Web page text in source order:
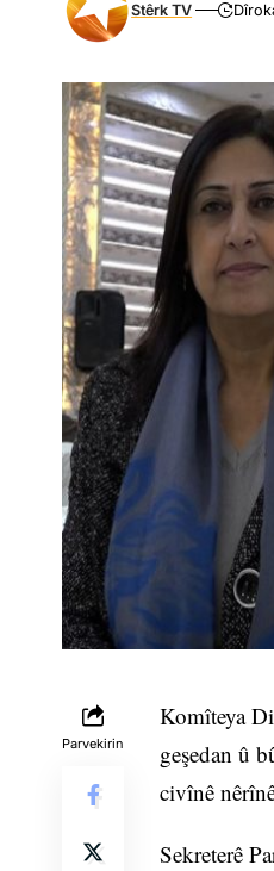
Stêrk TV
Parvekirin
Komîteya
geşedan û
civînê
Sekreterê